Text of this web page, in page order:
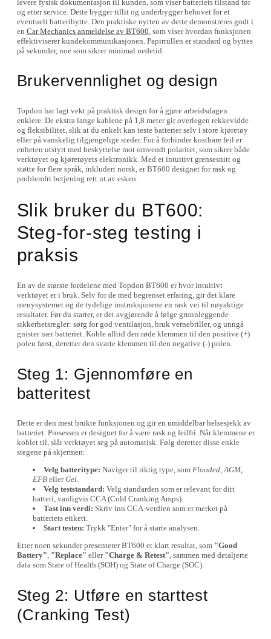
levere fysisk dokumentasjon til kunden, som viser batteriets tilstand før
og etter service. Dette bygger tillit og underbygger behovet for et
eventuelt batteribytte. Den praktiske nytten av dette demonstreres godt i
en Car Mechanics anmeldelse av BT600 , som viser hvordan funksjonen
effektiviserer kundekommunikasjonen. Papirrullen er standard og byttes
på sekunder, noe som sikrer minimal nedetid.
Brukervennlighet og design
Topdon har lagt vekt på praktisk design for å gjøre arbeidsdagen
enklere. De ekstra lange kablene på 1,8 meter gir overlegen rekkevidde
og fleksibilitet, slik at du enkelt kan teste batterier selv i store kjøretøy
eller på vanskelig tilgjengelige steder. For å forhindre kostbare feil er
enheten utstyrt med beskyttelse mot omvendt polaritet, som sikrer både
verktøyet og kjøretøyets elektronikk. Med et intuitivt grensesnitt og
støtte for flere språk, inkludert norsk, er BT600 designet for rask og
problemfri betjening rett ut av esken.
Slik bruker du BT600:
Steg-for-steg testing i
praksis
En av de største fordelene med Topdon BT600 er hvor intuitivt
verktøyet er i bruk. Selv for de med begrenset erfaring, gir det klare
menysystemet og de tydelige instruksjonene en rask vei til nøyaktige
resultater. Før du starter, er det avgjørende å følge grunnleggende
sikkerhetsregler: sørg for god ventilasjon, bruk vernebriller, og unngå
gnister nær batteriet. Koble alltid den røde klemmen til den positive (+)
polen først, deretter den svarte klemmen til den negative (-) polen.
Steg 1: Gjennomføre en
batteritest
Dette er den mest brukte funksjonen og gir en umiddelbar helsesjekk av
batteriet. Prosessen er designet for å være rask og feilfri. Når klemmene er
koblet til, slår verktøyet seg på automatisk. Følg deretter disse enkle
stegene på skjermen:
Velg batteritype: Naviger til riktig type, som Flooded,AGM,
EFBellerGel.
Velg teststandard: Velg standarden som er relevant for ditt
batteri, vanligvis CCA (Cold Cranking Amps).
Tast inn verdi: Skriv inn CCA-verdien som er merket på
batteriets etikett.
Start testen: Trykk "Enter" for å starte analysen.
Etter noen sekunder presenterer BT600 et klart resultat, som "Good
Battery", "Replace" eller "Charge & Retest", sammen med detaljerte
data som State of Health (SOH) og State of Charge (SOC).
Steg 2: Utføre en starttest
(Cranking Test)